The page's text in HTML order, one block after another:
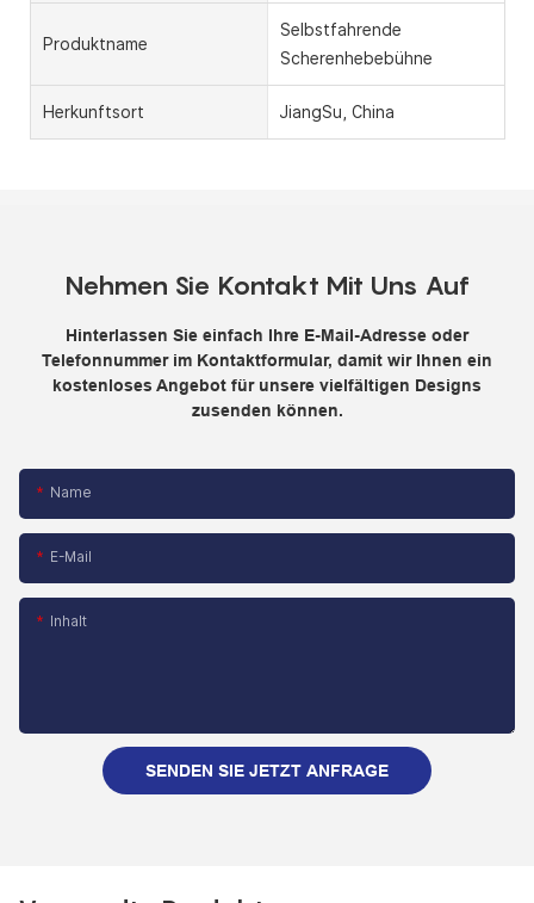
Produktname
Selbstfahrende
Scherenhebebühne
Herkunftsort JiangSu, China
Nehmen Sie Kontakt Mit Uns Auf
Hinterlassen Sie einfach Ihre E-Mail-Adresse oder
Telefonnummer im Kontaktformular, damit wir Ihnen ein
kostenloses Angebot für unsere vielfältigen Designs
zusenden können.
Name
E-Mail
Inhalt
SENDEN SIE JETZT ANFRAGE